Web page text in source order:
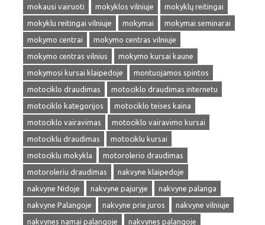
mokausi vairuoti
mokyklos vilniuje
mokyklų reitingai
mokyklu reitingai vilniuje
mokymai
mokymai seminarai
mokymo centrai
mokymo centras vilniuje
mokymo centras vilnius
mokymo kursai kaune
mokymosi kursai klaipedoje
montuojamos spintos
motociklo draudimas
motociklo draudimas internetu
motociklo kategorijos
motociklo teises kaina
motociklo vairavimas
motociklo vairavimo kursai
motociklu draudimas
motociklu kursai
motociklu mokykla
motorolerio draudimas
motoroleriu draudimas
nakvyne klaipedoje
nakvyne Nidoje
nakvyne pajuryje
nakvyne palanga
nakvyne Palangoje
nakvyne prie juros
nakvyne vilniuje
nakvynes namai palangoje
nakvynes palangoje